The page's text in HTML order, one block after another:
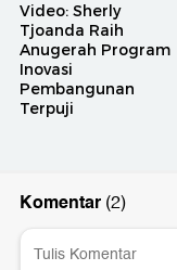
Video: Sherly
Tjoanda Raih
Anugerah Program
Inovasi
Pembangunan
Terpuji